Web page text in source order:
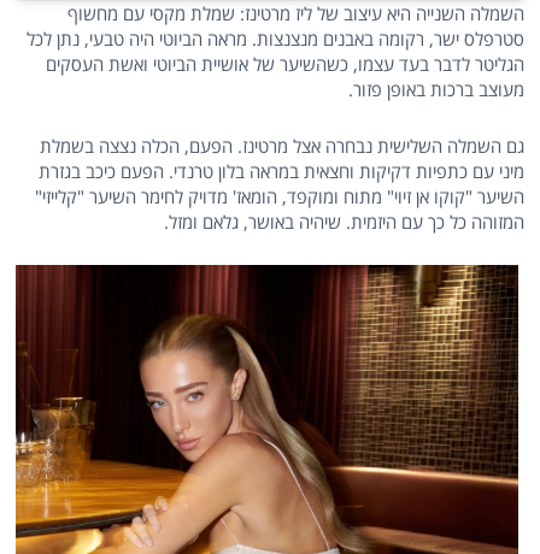
השמלה השנייה היא עיצוב של ליז מרטינז: שמלת מקסי עם מחשוף
סטרפלס ישר, רקומה באבנים מנצנצות. מראה הביוטי היה טבעי, נתן לכל
הגליטר לדבר בעד עצמו, כשהשיער של אושיית הביוטי ואשת העסקים
מעוצב ברכות באופן פזור.
גם השמלה השלישית נבחרה אצל מרטינז. הפעם, הכלה נצצה בשמלת
מיני עם כתפיות דקיקות וחצאית במראה בלון טרנדי. הפעם כיכב בגזרת
השיער "קוקו אן זיוי" מתוח ומוקפד, הומאז' מדויק לחימר השיער "קלייזי"
המזוהה כל כך עם היזמית. שיהיה באושר, גלאם ומזל.